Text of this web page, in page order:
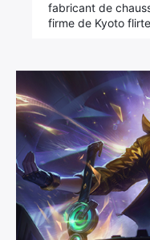
fabricant de
firme de Kyoto